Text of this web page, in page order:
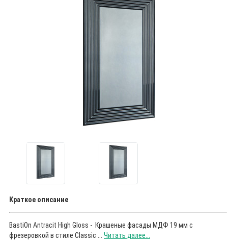
Краткое описание
BastiOn Antracit High Gloss - Крашеные фасады МДФ 19 мм с
фрезеровкой в стиле Classic ... Читать далее...